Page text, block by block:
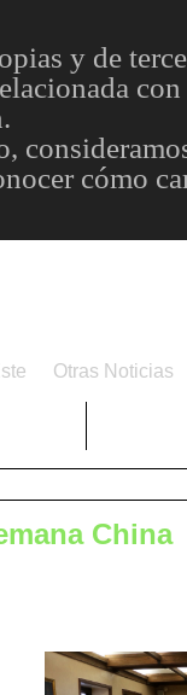
y de
cómo
Otras Noticias
China